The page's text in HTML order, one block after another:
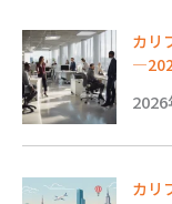
カリ
カリ